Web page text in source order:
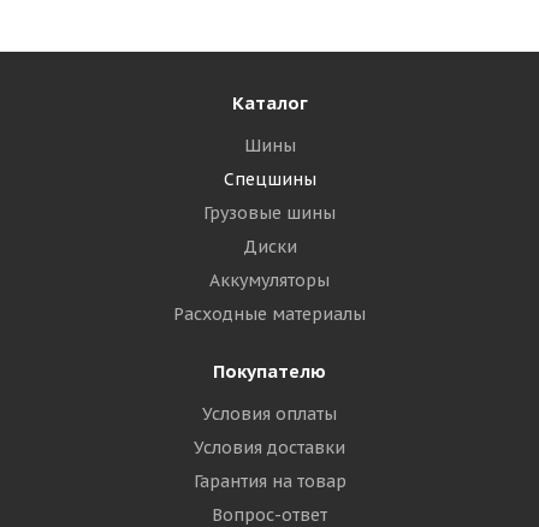
Каталог
Шины
Спецшины
Грузовые шины
Диски
Аккумуляторы
Расходные материалы
Покупателю
Условия оплаты
Условия доставки
Гарантия на товар
Вопрос-ответ